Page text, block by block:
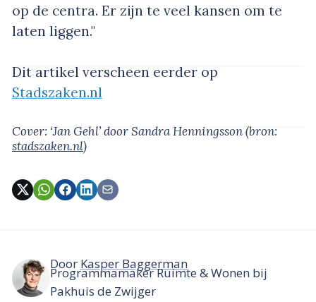
op de centra. Er zijn te veel kansen om te
laten liggen."
Dit artikel verscheen eerder op
Stadszaken.nl
Cover: ‘Jan Gehl’door Sandra Henningsson(bron:
stadszaken.nl)
Door Kasper Baggerman
Programmamaker Ruimte & Wonen bij
Pakhuis de Zwijger